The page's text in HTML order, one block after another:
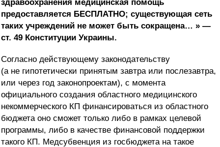
здравоохранения медицинская помощь
предоставляется БЕСПЛАТНО; существующая сеть
таких учреждений не может быть сокращена… » —
ст. 49 Конституции Украины.
Согласно действующему законодательству
(а не гипотетически принятым завтра или послезавтра,
или через год законопроектам), с момента
официального создания областного медицинского
некоммерческого КП финансироваться из областного
бюджета оно сможет только либо в рамках целевой
программы, либо в качестве финансовой поддержки
такого КП. Медсубвенция из госбюджета на такое